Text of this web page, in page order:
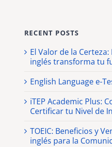
RECENT POSTS
El Valor de la
inglés transforma tu
English Language e-
iTEP Academic Plus:
Certificar tu Nivel de
TOEIC: Beneficios y
inglés para la